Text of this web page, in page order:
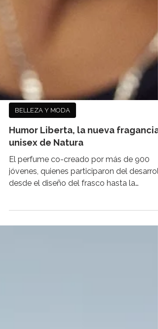
BELLEZA Y MODA
Humor Liberta, la nueva fragancia
unisex de Natura
El perfume co-creado por más de 900
jóvenes, quienes participaron del
fragancia, busca...